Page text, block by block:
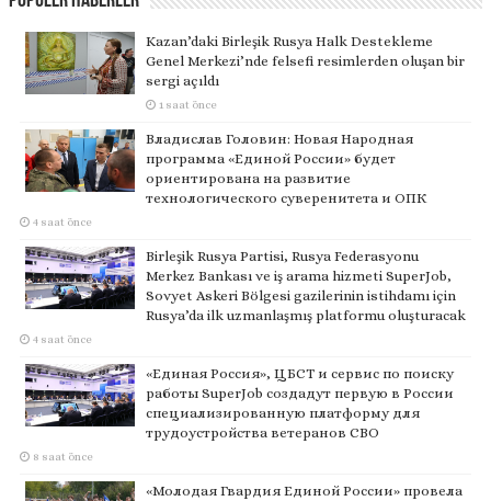
Kazan’daki Birleşik Rusya Halk Destekleme
Genel Merkezi’nde felsefi resimlerden oluşan bir
sergi açıldı
1 saat önce
Владислав Головин: Новая Народная
программа «Единой России» будет
ориентирована на развитие
технологического суверенитета и ОПК
4 saat önce
Birleşik Rusya Partisi, Rusya Federasyonu
Merkez Bankası ve iş arama hizmeti SuperJob,
Sovyet Askeri Bölgesi gazilerinin istihdamı için
Rusya’da ilk uzmanlaşmış platformu oluşturacak
4 saat önce
«Единая Россия», ЦБСТ и сервис по поиску
работы SuperJob создадут первую в России
специализированную платформу для
трудоустройства ветеранов СВО
8 saat önce
«Молодая Гвардия Единой России» провела